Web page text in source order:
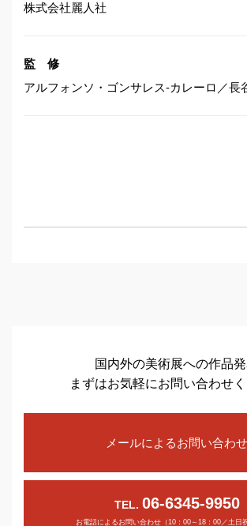
株式会社麗人社
監 修
アルフォンソ・ゴンサレス-カレーロ／長
国内外の美術展への作品
まずはお気軽にお問い合わせ
メールによるお問い合わせ
TEL. 06-6345-9950
お電話によるお問い合わせ（10：00～18：00／土日